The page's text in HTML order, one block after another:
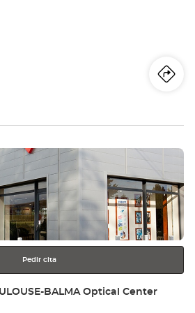
a
Pedir cita
BALMA Optical Center